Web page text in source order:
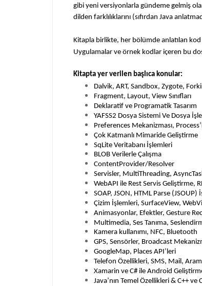
gibi yeni versiyonlarla gündeme gelmiş
dilden farklılıklarını (sıfırdan Java
Kitapla birlikte, her bölümde anlatılan
Uygulamalar ve örnek kodlar içeren bu
Kitapta yer verilen başlıca konular:
Dalvik, ART, Sandbox, Zygote,
Fragment, Layout, View Sınıfları
Deklaratif ve Programatik Tasarım
YAFSS2 Dosya Sistemi Ve Dosya
Preferences Mekanizması,
Çok Katmanlı Mimaride Geliştirme
SqLite Veritabanı İşlemleri
BLOB Verilerle Çalışma
ContentProvider/Resolver
Servisler, MultiThreading,
WebAPI ile Rest Servis Geliştirme,
SOAP, JSON, HTML Parse (JSOUP)
Çizim İşlemleri, SurfaceView,
Animasyonlar, Efektler, Gesture
Multimedia, Ses Tanıma,
Kamera kullanımı, NFC, Bluetooth
GPS, Sensörler, Broadcast
GoogleMap, Places API’leri
Telefon Özellikleri, SMS, Mail,
Xamarin ve C# ile Android
Java’nın Temel Özellikleri & C++ ve